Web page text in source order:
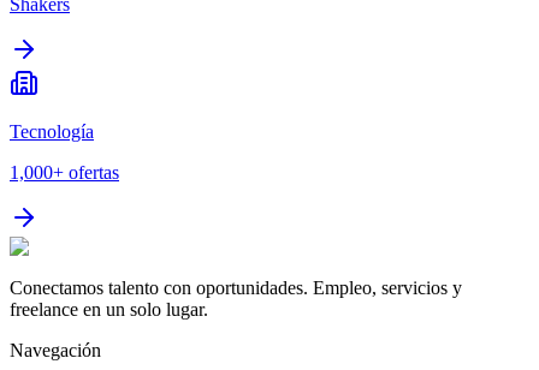
Shakers
Tecnología
1,000+ ofertas
Conectamos talento con oportunidades. Empleo, servicios y
freelance en un solo lugar.
Navegación